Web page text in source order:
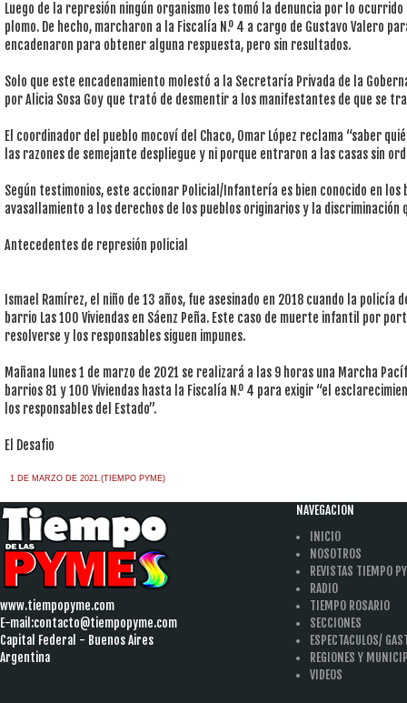
Luego de la represión ningún organismo les tomó la denuncia por lo
plomo. De hecho, marcharon a la Fiscalía N.º 4 a cargo de Gustavo Valero
encadenaron para obtener alguna respuesta, pero sin resultados.
Solo que este encadenamiento molestó a la Secretaría Privada de la
por Alicia Sosa Goy que trató de desmentir a los manifestantes de que se
El coordinador del pueblo mocoví del Chaco, Omar López reclama “saber
las razones de semejante despliegue y ni porque entraron a las casas sin
Según testimonios, este accionar Policial/Infantería es bien conocido en los
avasallamiento a los derechos de los pueblos originarios y la discriminación
Antecedentes de represión policial
Ismael Ramírez, el niño de 13 años, fue asesinado en 2018 cuando la policía
barrio Las 100 Viviendas en Sáenz Peña. Este caso de muerte infantil por
resolverse y los responsables siguen impunes.
Mañana lunes 1 de marzo de 2021 se realizará a las 9 horas una Marcha
barrios 81 y 100 Viviendas hasta la Fiscalía N.º 4 para exigir “el
los responsables del Estado”.
El Desafio
1 DE MARZO DE 2021.(TIEMPO PYME)
www.tiempopyme.com
E-mail:contacto@tiempopyme.com
Capital Federal - Buenos Aires
Argentina
NAVEGACION
INICIO
NOSOTROS
REVISTAS TIEMPO
RADIO
TIEMPO ROSARIO
SECCIONES
ESPECTACULOS/
REGIONES Y
VIDEOS